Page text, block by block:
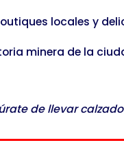
locales y
minera de la
de llevar